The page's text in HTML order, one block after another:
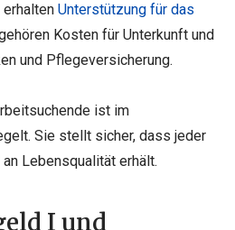
erhalten Unterstützung für das
Kosten für Unterkunft und
und Pflegeversicherung.
ist im
Sie stellt sicher, dass jeder
Lebensqualität erhält.
I und